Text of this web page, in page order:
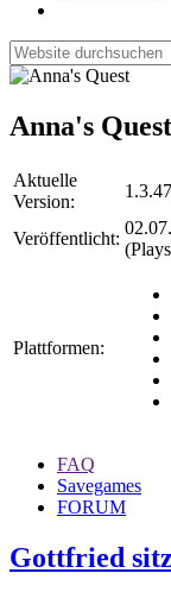
Anna's Quest
Aktuelle
Version:
Veröffentlicht:
Plattformen:
FAQ
Savegames
FORUM
Gottfried